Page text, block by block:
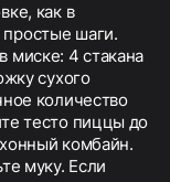
как в
шаги.
миске: 4 стакана
сухого
количество
тесто пиццы до
комбайн.
муку. Если